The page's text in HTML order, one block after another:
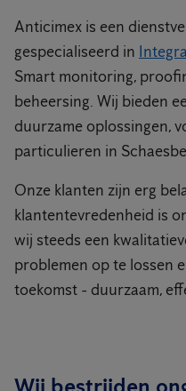
Anticimex is een
gespecialiseerd in
Smart monitoring,
beheersing. Wij bieden
duurzame oplossingen,
particulieren in
Onze klanten zijn erg
klantentevredenheid is
wij steeds een
problemen op te lossen
toekomst - duurzaam,